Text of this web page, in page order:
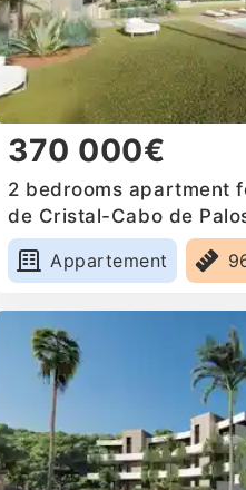
370 000€
2 bedrooms apartment
de Cristal-Cabo de
Appartement